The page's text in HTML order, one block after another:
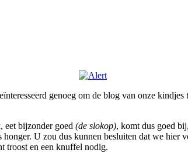
genoeg om de blog van onze
eet bijzonder goed (de slokop), komt dus goed
U zou dus kunnen besluiten dat we hier
troost en een knuffel nodig.